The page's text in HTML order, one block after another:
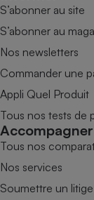
S’abonner au site
S’abonner au
Nos newsletters
Commander une
Appli Quel Produit
Tous nos tests de
Accompagner
Tous nos
Nos services
Soumettre un litige